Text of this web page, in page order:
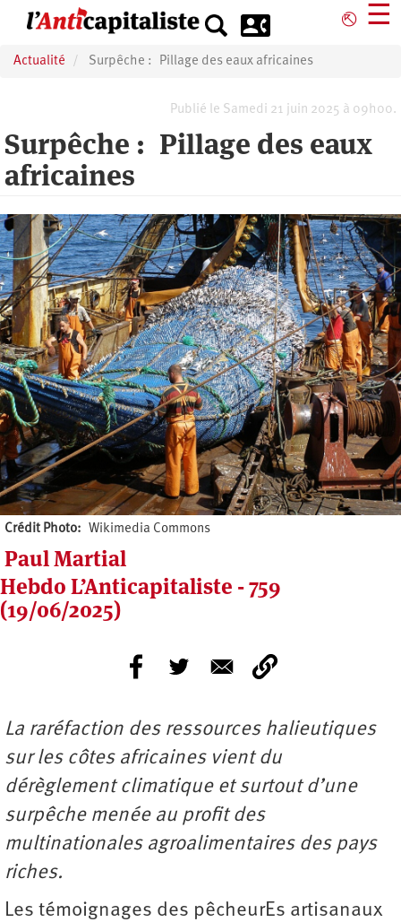
principal
⎋ ☰
Actualité Surpêche : Pillage des eaux africaines
Publié le Samedi 21 juin 2025 à 09h00.
Surpêche : Pillage des eaux
africaines
Crédit Photo Wikimedia Commons
Paul Martial
Hebdo L’Anticapitaliste - 759
(19/06/2025)
La raréfaction des ressources halieutiques
sur les côtes africaines vient du
dérèglement climatique et surtout d’une
surpêche menée au profit des
multinationales agroalimentaires des pays
riches.
Les témoignages des pêcheurEs artisanaux